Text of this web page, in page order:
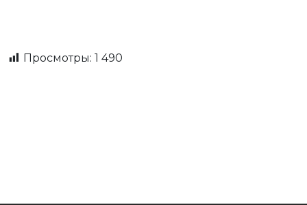
Просмотры: 1 490